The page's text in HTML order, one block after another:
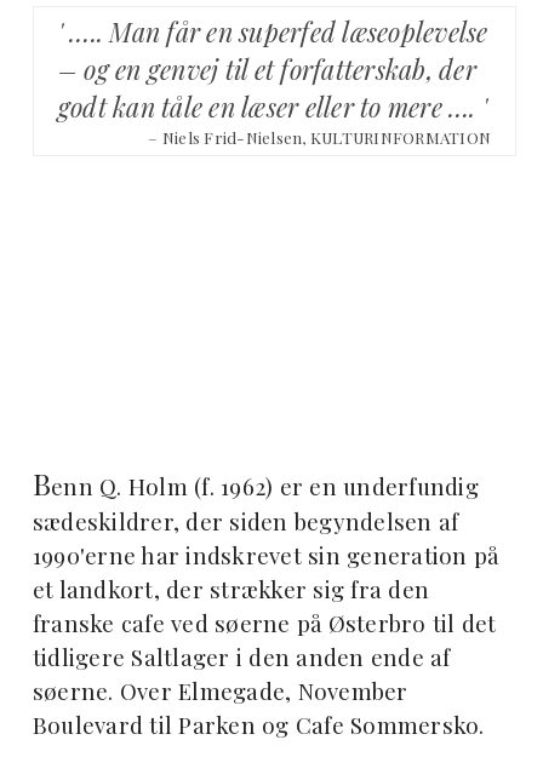
' ….. Man får en superfed læseoplevelse
– og en genvej til et forfatterskab, der
godt kan tåle en læser eller to mere …. '
– Niels Frid-Nielsen, KULTURINFORMATION
Benn Q. Holm (f. 1962) er en underfundig
sædeskildrer, der siden begyndelsen af
1990'erne har indskrevet sin generation på
et landkort, der strækker sig fra den
franske cafe ved søerne på Østerbro til det
tidligere Saltlager i den anden ende af
søerne. Over Elmegade, November
Boulevard til Parken og Cafe Sommersko.